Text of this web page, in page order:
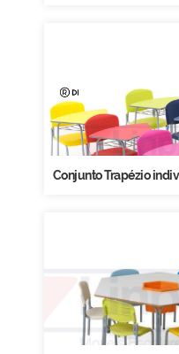
Conjunto Trapézio